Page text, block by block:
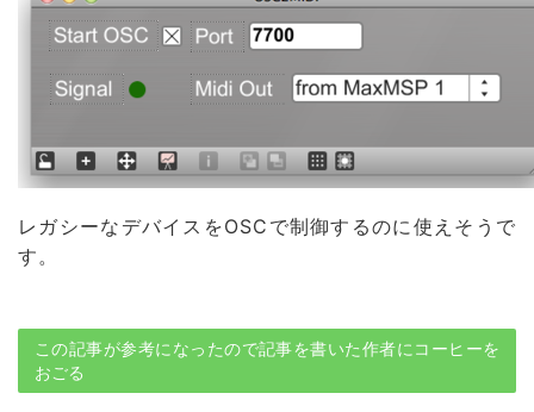
レガシーなデバイスをOSCで制御するのに使えそうで
す。
この記事が参考になったので記事を書いた作者にコーヒーを
おごる